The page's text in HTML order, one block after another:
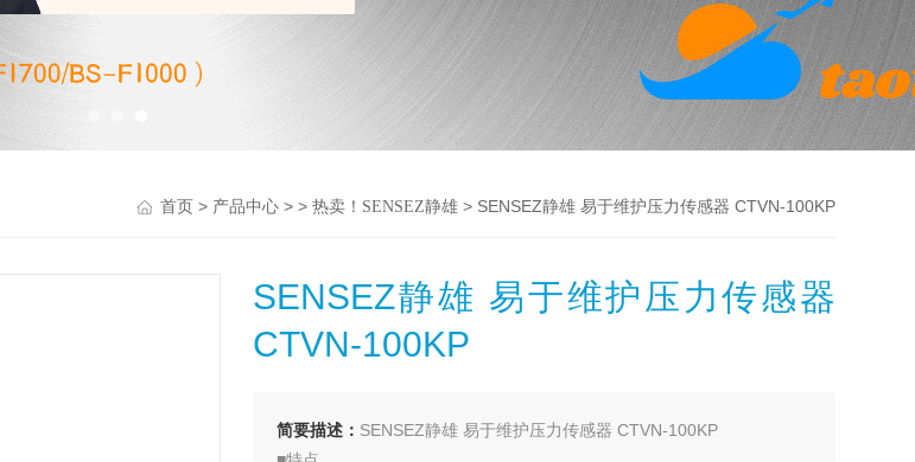
首页> 产品中心> > 热卖！SENSEZ静雄> SENSEZ静雄 易于维护压力传感器 CTVN-100KP
SENSEZ静雄 易于维护压力传感器
CTVN-100KP
简要描述： SENSEZ静雄 易于维护压力传感器 CTVN-100KP